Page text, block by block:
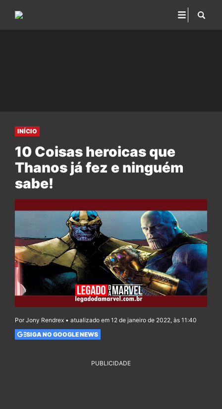
INÍCIO
10 Coisas heroicas que
Thanos já fez e ninguém
sabe!
Por Jony Rendrex • atualizado em 12 de janeiro de 2022, às 11:40
SIGA NO GOOGLE NEWS
PUBLICIDADE